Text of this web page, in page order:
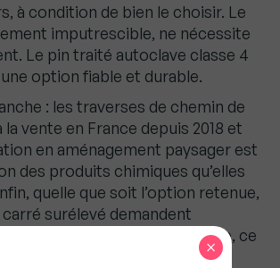
à condition de bien le choisir. Le
imputrescible, ne nécessite
Le pin traité autoclave classe 4
option fiable et durable.
: les traverses de chemin de
vente en France depuis 2018 et
en aménagement paysager est
des produits chimiques qu’elles
quelle que soit l’option retenue,
surélevé demandent
que celles en pleine terre, ce
contraignant.
×